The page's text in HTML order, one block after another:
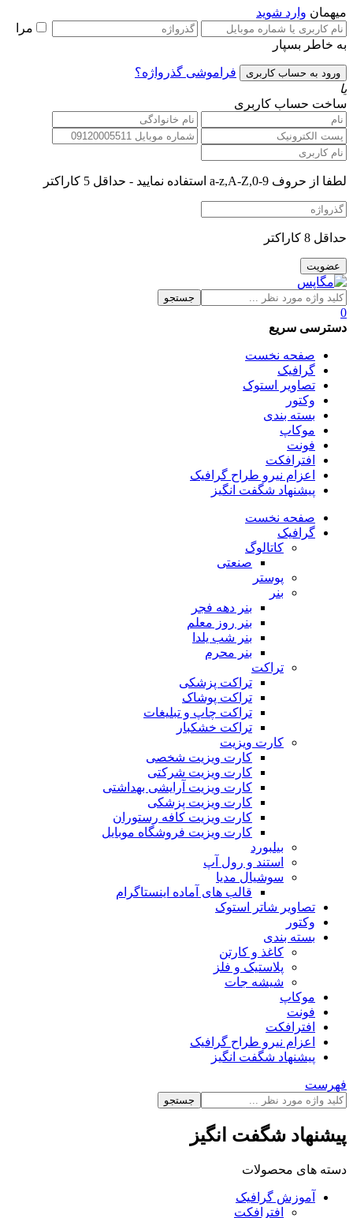
میهمان وارد شوید
مرا
به خاطر بسپار
فراموشی گذرواژه؟
یا
ساخت حساب کاربری
لطفا از حروف a-z,A-Z,0-9 استفاده نمایید - حداقل 5 کاراکتر
حداقل 8 کاراکتر
جستجو
0
دسترسی سریع
صفحه نخست
گرافیک
تصاویر استوک
وکتور
بسته بندی
موکاپ
فونت
افترافکت
اعزام نیرو طراح گرافیک
پیشنهاد شگفت انگیز
صفحه نخست
گرافیک
کاتالوگ
صنعتی
پوستر
بنر
بنر دهه فجر
بنر روز معلم
بنر شب یلدا
بنر محرم
تراکت
تراکت پزشکی
تراکت پوشاک
تراکت چاپ و تبلیغات
تراکت خشکبار
کارت ویزیت
کارت ویزیت شخصی
کارت ویزیت شرکتی
کارت ویزیت آرایشی بهداشتی
کارت ویزیت پزشکی
کارت ویزیت کافه رستوران
کارت ویزیت فروشگاه موبایل
بیلبورد
استند و رول آپ
سوشیال مدیا
قالب های آماده اینستاگرام
تصاویر شاتر استوک
وکتور
بسته بندی
کاغذ و کارتن
پلاستیک و فلز
شیشه جات
موکاپ
فونت
افترافکت
اعزام نیرو طراح گرافیک
پیشنهاد شگفت انگیز
فهرست
جستجو
پیشنهاد شگفت انگیز
دسته های محصولات
آموزش گرافیک
افترافکت